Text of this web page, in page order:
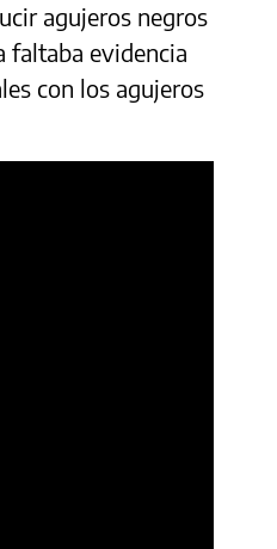
agujeros negros
faltaba evidencia
con los agujeros